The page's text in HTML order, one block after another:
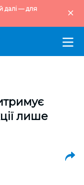
далі — для
лише